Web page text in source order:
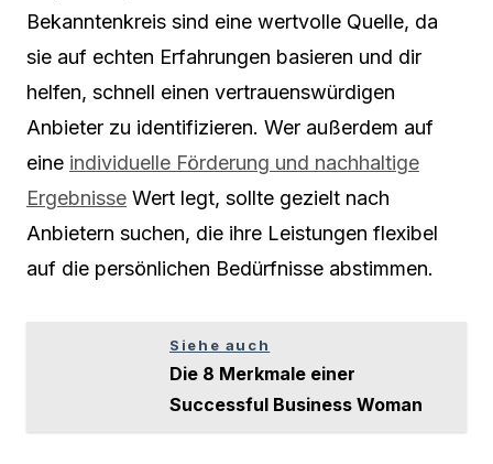
Bekanntenkreis sind eine wertvolle Quelle, da
sie auf echten Erfahrungen basieren und dir
helfen, schnell einen vertrauenswürdigen
Anbieter zu identifizieren. Wer außerdem auf
eine individuelle Förderung und nachhaltige
Ergebnisse Wert legt, sollte gezielt nach
Anbietern suchen, die ihre Leistungen flexibel
auf die persönlichen Bedürfnisse abstimmen.
Siehe auch
Die 8 Merkmale einer
Successful Business Woman